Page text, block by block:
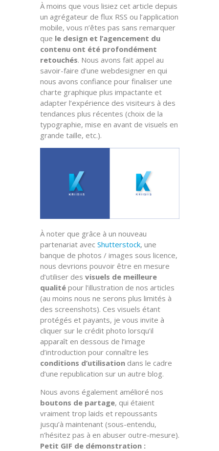
À moins que vous lisiez cet article depuis
un agrégateur de flux RSS ou l’application
mobile, vous n’êtes pas sans remarquer
que le design et l’agencement du
contenu ont été profondément
retouchés. Nous avons fait appel au
savoir-faire d’une webdesigner en qui
nous avons confiance pour finaliser une
charte graphique plus impactante et
adapter l’expérience des visiteurs à des
tendances plus récentes (choix de la
typographie, mise en avant de visuels en
grande taille, etc.).
À noter que grâce à un nouveau
partenariat avec Shutterstock, une
banque de photos / images sous licence,
nous devrions pouvoir être en mesure
d’utiliser des visuels de meilleure
qualitépour l’illustration de nos articles
(au moins nous ne serons plus limités à
des screenshots). Ces visuels étant
protégés et payants, je vous invite à
cliquer sur le crédit photo lorsqu’il
apparaît en dessous de l’image
d’introduction pour connaître les
conditions d’utilisationdans le cadre
d’une republication sur un autre blog.
Nous avons également amélioré nos
boutons de partage, qui étaient
vraiment trop laids et repoussants
jusqu’à maintenant (sous-entendu,
n’hésitez pas à en abuser outre-mesure).
Petit GIF de démonstration :